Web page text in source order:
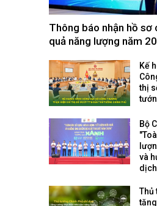
Thông báo nhận hồ sơ
quả năng lượng năm
Kế
thị
Bộ
và
Thủ